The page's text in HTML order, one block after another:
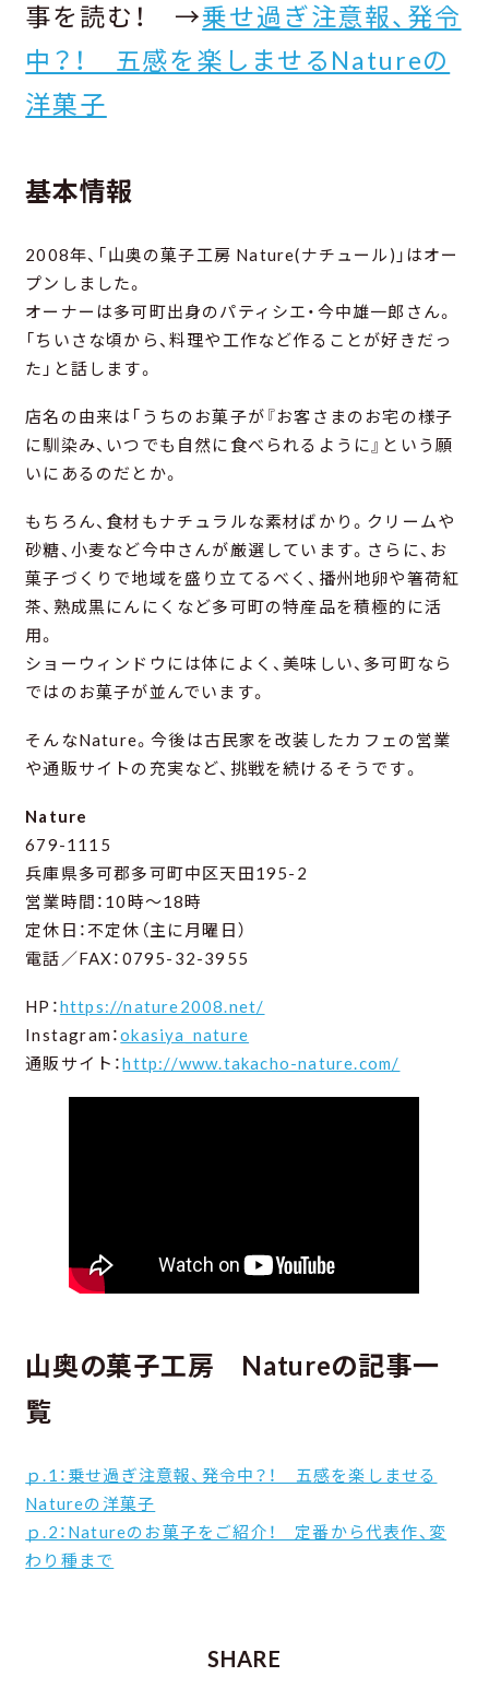
事を読む！ →乗せ過ぎ注意報、発令
中？！ 五感を楽しませるNatureの
洋菓子
基本情報
2008年、「山奥の菓子工房 Nature(ナチュール)」はオー
プンしました。
オーナーは多可町出身のパティシエ・今中雄一郎さん。
「ちいさな頃から、料理や工作など作ることが好きだっ
た」と話します。
店名の由来は「うちのお菓子が『お客さまのお宅の様子
に馴染み、いつでも自然に食べられるように』という願
いにあるのだとか。
もちろん、食材もナチュラルな素材ばかり。クリームや
砂糖、小麦など今中さんが厳選しています。さらに、お
菓子づくりで地域を盛り立てるべく、播州地卵や箸荷紅
茶、熟成黒にんにくなど多可町の特産品を積極的に活
用。
ショーウィンドウには体によく、美味しい、多可町なら
ではのお菓子が並んでいます。
そんなNature。今後は古民家を改装したカフェの営業
や通販サイトの充実など、挑戦を続けるそうです。
Nature
679-1115
兵庫県多可郡多可町中区天田195-2
営業時間：10時～18時
定休日：不定休（主に月曜日）
電話／FAX：0795-32-3955
HP：https://nature2008.net/
Instagram：okasiya_nature
通販サイト：http://www.takacho-nature.com/
山奥の菓子工房 Natureの記事一
覧
ｐ.1：乗せ過ぎ注意報、発令中？！ 五感を楽しませる
Natureの洋菓子
ｐ.2：Natureのお菓子をご紹介！ 定番から代表作、変
わり種まで
SHARE